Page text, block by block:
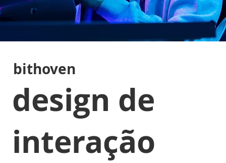
bithoven
design de
interação